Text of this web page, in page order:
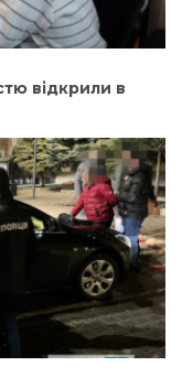
відкрили в